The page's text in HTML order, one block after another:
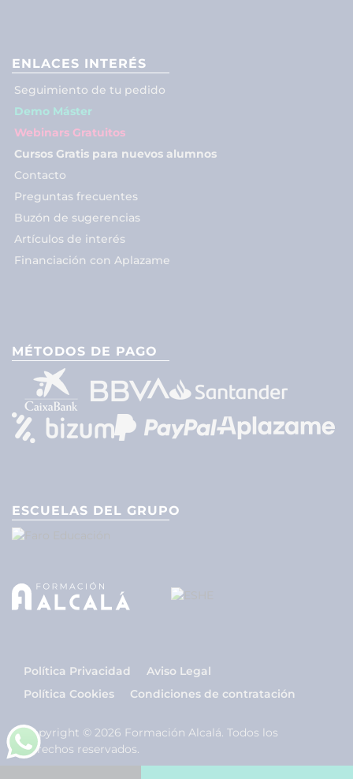
ENLACES INTERÉS
Seguimiento de tu pedido
Demo Máster
Webinars Gratuitos
Cursos Gratis para nuevos alumnos
Contacto
Preguntas frecuentes
Buzón de sugerencias
Artículos de interés
Financiación con Aplazame
MÉTODOS DE PAGO
ESCUELAS DEL GRUPO
Política Privacidad
Aviso Legal
Política Cookies
Condiciones de contratación
Copyright © 2026 Formación Alcalá. Todos los
derechos reservados.